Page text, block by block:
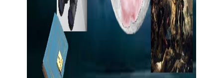
Nov 8, 2021